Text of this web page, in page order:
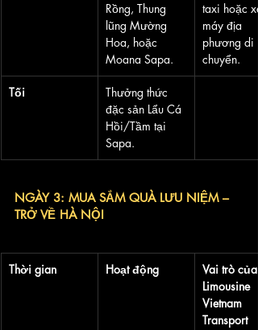
Rồng, Thung
lũng Mường
Hoa, hoặc
Moana Sapa.
taxi hoặc xe
máy địa
phương di
chuyển.
Tối
Thưởng thức
đặc sản Lẩu Cá
Hồi/Tầm tại
Sapa.
NGÀY 3: MUA SẮM QUÀ LƯU NIỆM –
TRỞ VỀ HÀ NỘI
Thời gian Hoạt động
Vai trò của
Limousine
Vietnam
Transport